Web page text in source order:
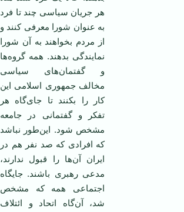
هر جریان سیاسی چند تا فرد
به عنوان شورا معرفی کنند و
از مردم بخواهند به آن شورا
نمایندگی بدهند. همه گروه‌ها
و گفتمان‌های سیاسی
مخالف جمهوری اسلامی این
کار را بکنند تا جای‌گاه هر
تفکر و گفتمانی در جامعه
مشخص شود. این‌طور نباشد
که افرادی که صد نفر هم در
ایران آن‌ها را قبول ندارند،
مدعی رهبری باشند. جایگاه
اجتماعی همه که مشخص
شد، آن‌گاه اتحاد و ائتلاف